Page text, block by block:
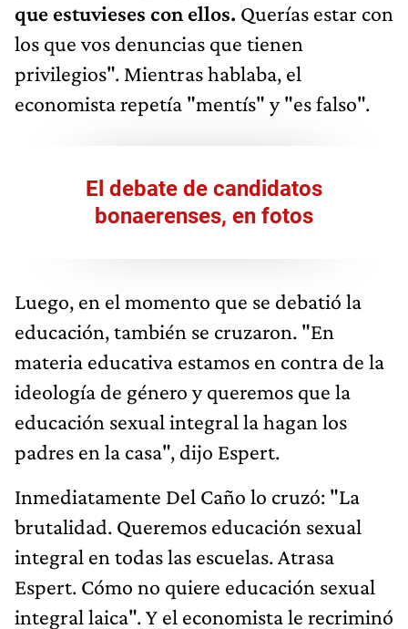
que estuvieses con ellos. Querías estar con
los que vos denuncias que tienen
privilegios". Mientras hablaba, el
economista repetía "mentís" y "es falso".
El debate de candidatos
bonaerenses, en fotos
Luego, en el momento que se debatió la
educación, también se cruzaron. "En
materia educativa estamos en contra de la
ideología de género y queremos que la
educación sexual integral la hagan los
padres en la casa", dijo Espert.
Inmediatamente Del Caño lo cruzó: "La
brutalidad. Queremos educación sexual
integral en todas las escuelas. Atrasa
Espert. Cómo no quiere educación sexual
integral laica". Y el economista le recriminó